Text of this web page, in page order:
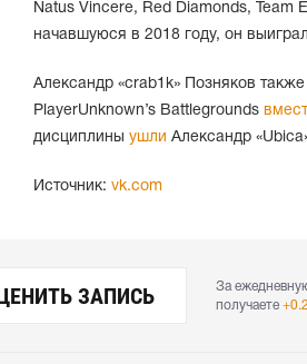
Natus Vincere, Red Diamonds,
начавшуюся в 2018 году, он
Александр «crab1k» Позняков
PlayerUnknown’s Battlegrounds
дисциплины ушли Александр
Источник: vk.com
ЗАПИСЬ
За
получаете